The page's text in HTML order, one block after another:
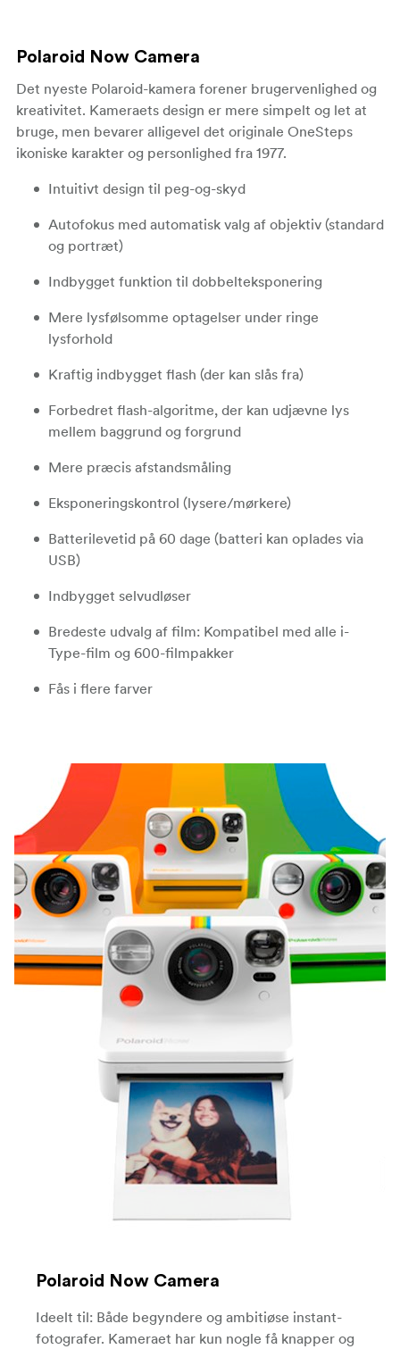
Polaroid Now Camera
Det nyeste Polaroid-kamera forener brugervenlighed og
kreativitet. Kameraets design er mere simpelt og let at
bruge, men bevarer alligevel det originale OneSteps
ikoniske karakter og personlighed fra 1977.
Intuitivt design til peg-og-skyd
Autofokus med automatisk valg af objektiv (standard
og portræt)
Indbygget funktion til dobbelteksponering
Mere lysfølsomme optagelser under ringe
lysforhold
Kraftig indbygget flash (der kan slås fra)
Forbedret flash-algoritme, der kan udjævne lys
mellem baggrund og forgrund
Mere præcis afstandsmåling
Eksponeringskontrol (lysere/mørkere)
Batterilevetid på 60 dage (batteri kan oplades via
USB)
Indbygget selvudløser
Bredeste udvalg af film: Kompatibel med alle i-
Type-film og 600-filmpakker
Fås i flere farver
Polaroid Now Camera
Ideelt til: Både begyndere og ambitiøse instant-
fotografer. Kameraet har kun nogle få knapper og